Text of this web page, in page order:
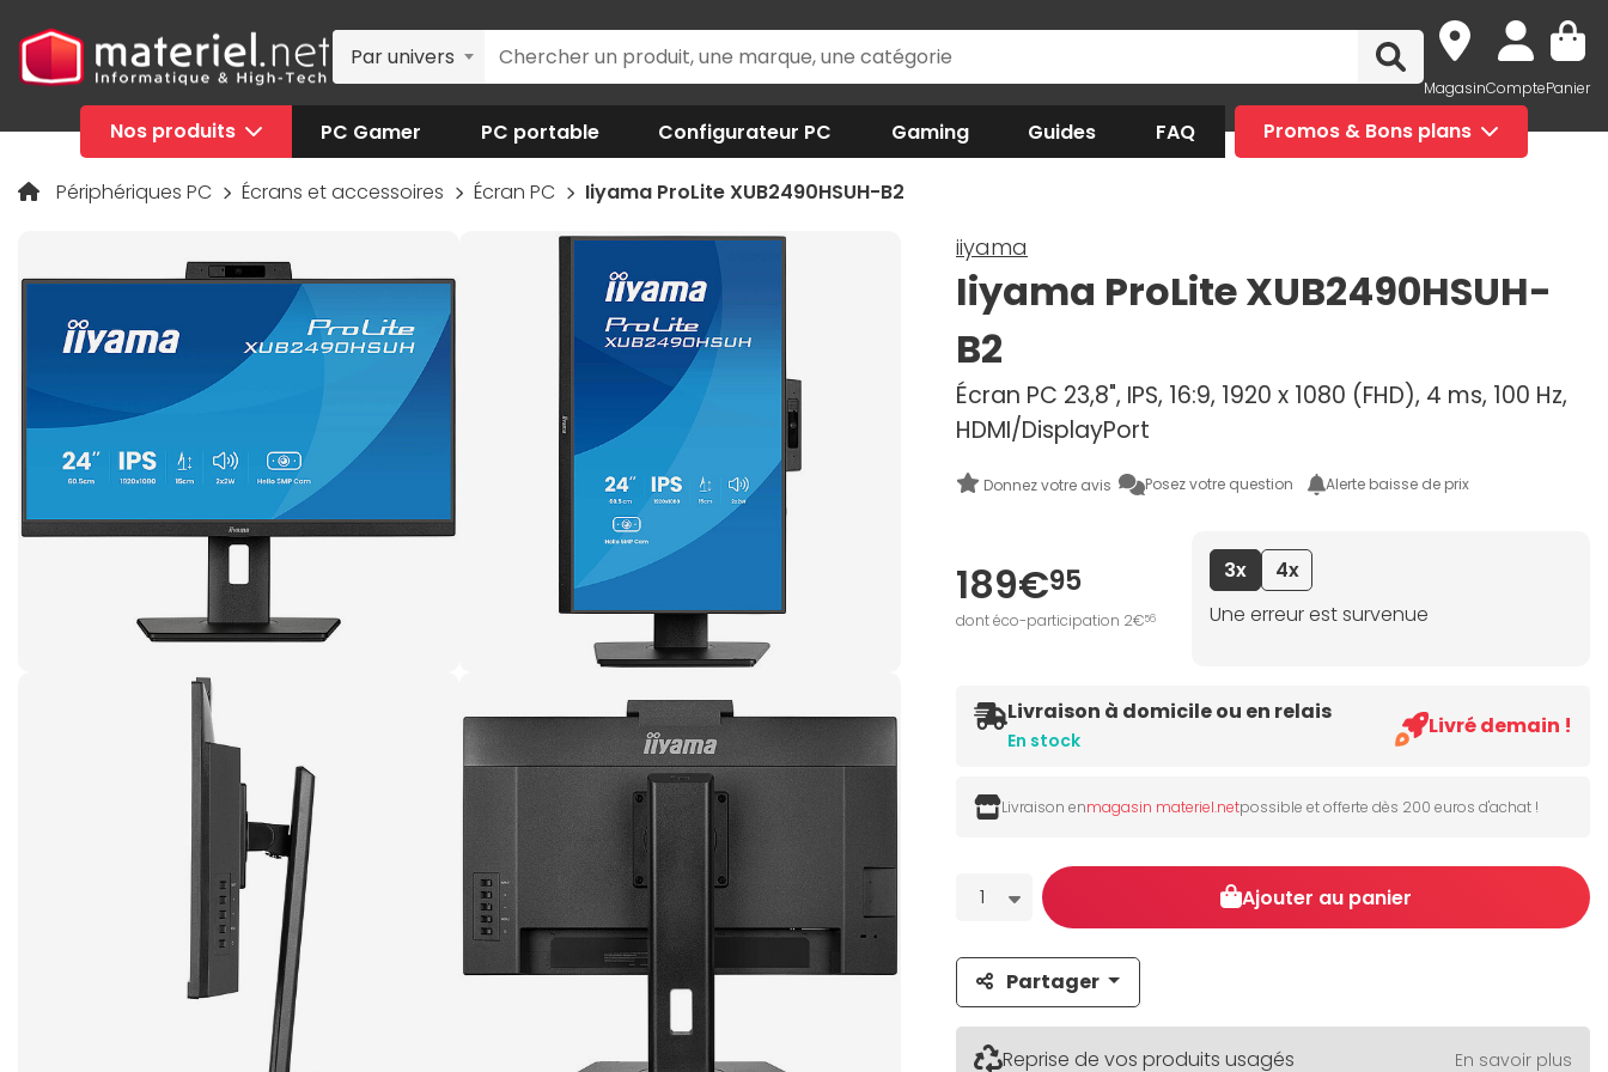
Par univers
MagasinComptePanier
Nos produits PC Gamer PC portable Configurateur PC Gaming Guides FAQ Promos & Bons plans
Périphériques PC Écrans et accessoires Écran PC Iiyama ProLite XUB2490HSUH-B2
iiyama
Iiyama ProLite XUB2490HSUH-
B2
Écran PC 23,8", IPS, 16:9, 1920 x 1080 (FHD), 4 ms, 100 Hz,
HDMI/DisplayPort
Donnez votre avis Posez votre question Alerte baisse de prix
189€95
dont éco-participation 2€56
3x
4x
Une erreur est survenue
Livraison à domicile ou en relais
En stock
Livré demain !
Livraison enmagasin materiel.netpossible et offerte dès 200 euros d'achat !
Quantité
1 Ajouter au panier
Partager
Reprise de vos produits usagés En savoir plus